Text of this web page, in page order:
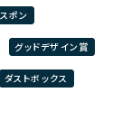
ポン
グッドデザイン賞
ダストボックス